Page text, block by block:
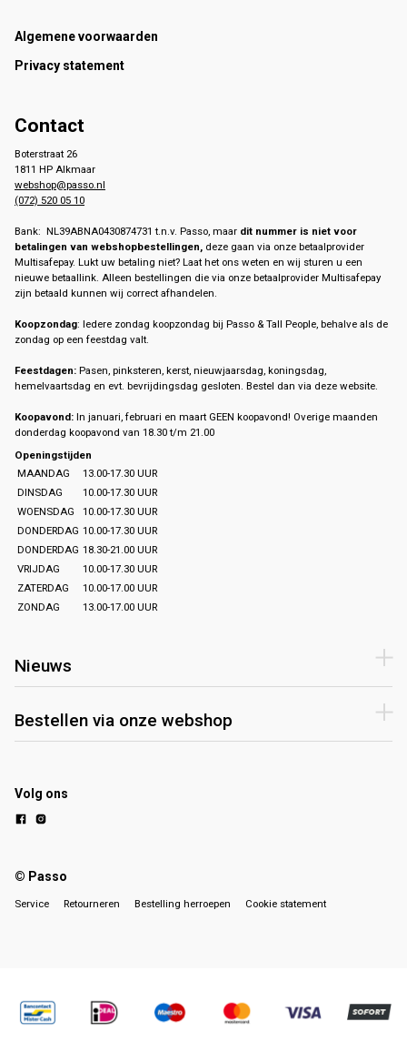
Footer
Algemene voorwaarden
Privacy statement
Contact
Boterstraat 26
1811 HP Alkmaar
webshop@passo.nl
(072) 520 05 10
Bank: NL39ABNA0430874731 t.n.v. Passo, maar dit nummer is niet voor
betalingen van webshopbestellingen, deze gaan via onze betaalprovider
Multisafepay. Lukt uw betaling niet? Laat het ons weten en wij sturen u een
nieuwe betaallink. Alleen bestellingen die via onze betaalprovider Multisafepay
zijn betaald kunnen wij correct afhandelen.
Koopzondag: Iedere zondag koopzondag bij Passo & Tall People, behalve als de
zondag op een feestdag valt.
Feestdagen: Pasen, pinksteren, kerst, nieuwjaarsdag, koningsdag,
hemelvaartsdag en evt. bevrijdingsdag gesloten. Bestel dan via deze website.
Koopavond: In januari, februari en maart GEEN koopavond! Overige maanden
donderdag koopavond van 18.30 t/m 21.00
Openingstijden
MAANDAG
13.00-17.30 UUR
DINSDAG
10.00-17.30 UUR
WOENSDAG
10.00-17.30 UUR
DONDERDAG 10.00-17.30 UUR
DONDERDAG 18.30-21.00 UUR
VRIJDAG
10.00-17.30 UUR
ZATERDAG
10.00-17.00 UUR
ZONDAG
13.00-17.00 UUR
Nieuws
Bestellen via onze webshop
Volg ons
© Passo
Service Retourneren Bestelling herroepen Cookie statement